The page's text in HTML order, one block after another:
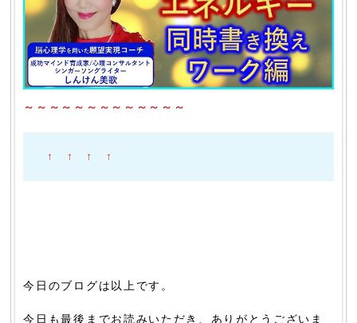
～～～～～～～～～～～～～
↑ ↑ ↑ ↑
今日のブログは以上です。
今日も最後までお読みいただき、ありがとうございま